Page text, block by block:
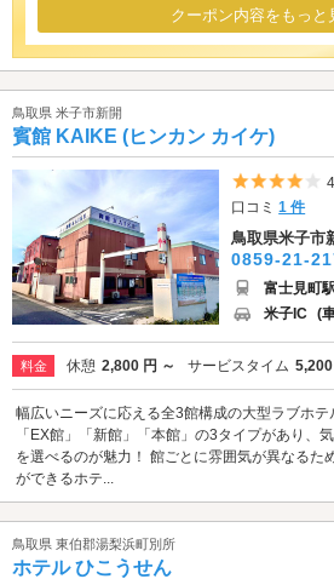
クーポン内容をもっと
鳥取県 米子市新開
賓館 KAIKE (ヒンカン カイケ)
口コミ1 件
鳥取県米子市
0859-21-
富士見町
米子IC (
料金 休憩 2,800 円 ～ サービスタイム 5,200
幅広いニーズに応える全3館構成の大型ラブホ
「EX館」「新館」「本館」の3タイプがあり、
を選べるのが魅力！ 館ごとに雰囲気が異なるた
ができるホテ...
鳥取県 東伯郡湯梨浜町別所
ホテル ひこうせん